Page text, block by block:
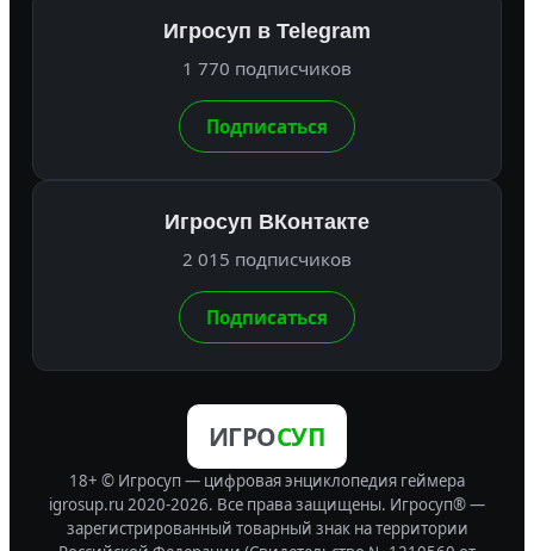
Игросуп в Telegram
1 770 подписчиков
Подписаться
Игросуп ВКонтакте
2 015 подписчиков
Подписаться
ИГРОСУП
18+ © Игросуп — цифровая энциклопедия геймера
igrosup.ru 2020-2026. Все права защищены. Игросуп® —
зарегистрированный товарный знак на территории